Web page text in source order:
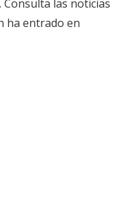
. Consulta las noticias
ha entrado en